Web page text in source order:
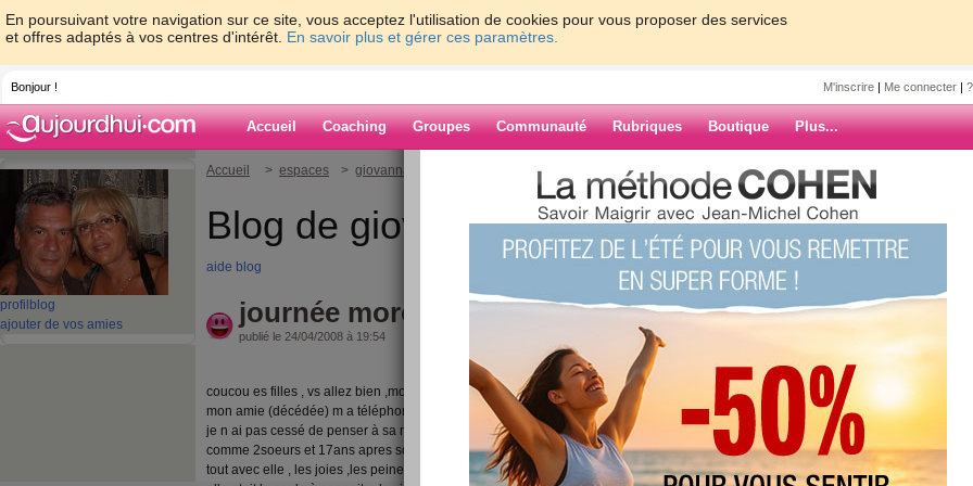
En poursuivant votre navigation sur ce site, vous acceptez l'utilisation de cookies pour vous proposer des services
et offres adaptés à vos centres d'intérêt. En savoir plus et gérer ces paramètres.
Bonjour ! M'inscrire | Me connecter |
Accueil Coaching Groupes Communauté Rubriques Boutique Plus...
profil blog
ajouter de vos amies
Accueil > espaces > giovanna01 > journée morose
Blog de giovanna01
aide blog
journée morose
publié le 24/04/2008 à 19:54
coucou es filles , vs allez bien ,moi un peu le cafard aujourd ui , en effet le fils de
mon amie (décédée) m a téléphonné hier pour m inviter à son mariage et du coup
je n ai pas cessé de penser à sa maman avec qui j etais tres proche , nous etions
comme 2soeurs et 17ans apres son deces elle me manque encore . Je partageais
tout avec elle , les joies ,les peines,
ARCHIVES